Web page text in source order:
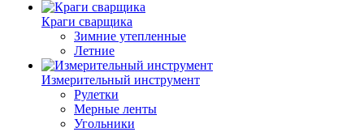
Краги сварщика
Зимние утепленные
Летние
Измерительный инструмент
Рулетки
Мерные ленты
Угольники